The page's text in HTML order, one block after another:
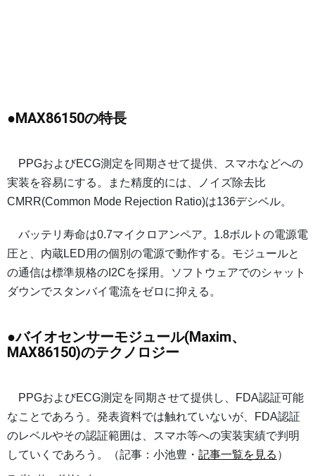
●MAX86150の特長
PPGおよびECG測定を同期させて提供、スマホなどへの
実装を容易にする。また精度的には、ノイズ除去比
CMRR(Common Mode Rejection Ratio)は136デシベル。
バッテリ寿命は0.7マイクロアンペア。1.8ボルトの電源電
圧と、内蔵LED用の個別の電源で動作する。モジュールと
の通信は標準規格のI2Cを採用。ソフトウェアでのシャット
ダウンでスタンバイ電流をゼロに抑える。
●バイオセンサーモジュール(Maxim、
MAX86150)のテクノロジー
PPGおよびECG測定を同期させて提供し、FDA認証可能
なことであろう。発表資料では触れていないが、FDA認証
のレベルやその認証範囲は、スマホ等への実装実績で判明
していくであろう。（記事：小池豊・ 記事一覧を見る ）